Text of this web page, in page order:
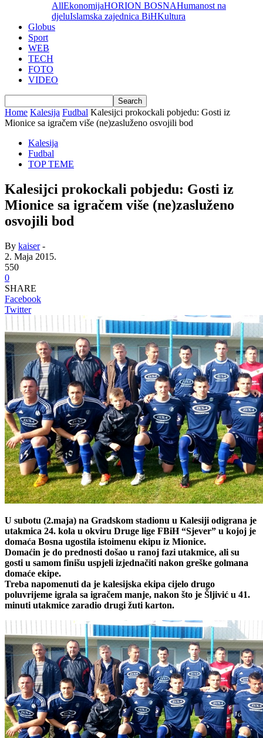
AllEkonomijaHORION BOSNAHumanost na
djeluIslamska zajednica BiHKultura
Globus
Sport
WEB
TECH
FOTO
VIDEO
Home Kalesija Fudbal Kalesijci prokockali pobjedu: Gosti iz
Mionice sa igračem više (ne)zasluženo osvojili bod
Kalesija
Fudbal
TOP TEME
Kalesijci prokockali pobjedu: Gosti iz
Mionice sa igračem više (ne)zasluženo
osvojili bod
By kaiser-
2. Maja 2015.
550
0
SHARE
Facebook
Twitter
U subotu (2.maja) na Gradskom stadionu u Kalesiji odigrana je
utakmica 24. kola u okviru Druge lige FBiH “Sjever” u kojoj je
domaća Bosna ugostila istoimenu ekipu iz Mionice.
Domaćin je do prednosti došao u ranoj fazi utakmice, ali su
gosti u samom finišu uspjeli izjednačiti nakon greške golmana
domaće ekipe.
Treba napomenuti da je kalesijska ekipa cijelo drugo
poluvrijeme igrala sa igračem manje, nakon što je Šljivić u 41.
minuti utakmice zaradio drugi žuti karton.